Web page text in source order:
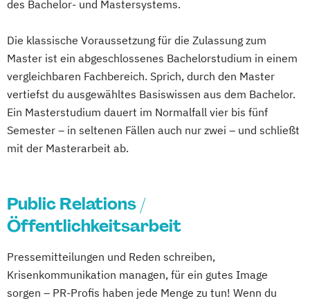
Kreativwirtschaft
Medien- und Wirtschaftspsychologie
Public Relations und Digitales Marketing
(DE/EN)
Social Media Marketing und Content
Creation
Visual and Media Anthropology (EN)
des Bachelor- und Mastersystems.
Die klassische Voraussetzung für die Zulassung zum
Master ist ein abgeschlossenes Bachelorstudium in einem
vergleichbaren Fachbereich. Sprich, durch den Master
vertiefst du ausgewähltes Basiswissen aus dem Bachelor.
Ein Masterstudium dauert im Normalfall vier bis fünf
Semester – in seltenen Fällen auch nur zwei – und schließt
mit der Masterarbeit ab.
Public Relations /
Öffentlichkeitsarbeit
Pressemitteilungen und Reden schreiben,
Krisenkommunikation managen, für ein gutes Image
sorgen – PR-Profis haben jede Menge zu tun! Wenn du